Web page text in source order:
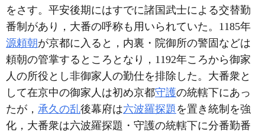
をさす。平安後期にはすでに諸国武士による交替勤
番制があり，大番の呼称も用いられていた。1185年
源頼朝が京都に入ると，内裏・院御所の警固などは
頼朝の管掌するところとなり，1192年ころから御家
人の所役とし非御家人の勤仕を排除した。大番衆と
して在京中の御家人は初め京都守護の統轄下にあっ
たが， 承久の乱後幕府は六波羅探題 を置き統制を強
化，大番衆は六波羅探題・守護の統轄下に分番勤番